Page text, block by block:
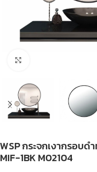
WSP กระจกเงากรอบ
MIF-1BK M02104